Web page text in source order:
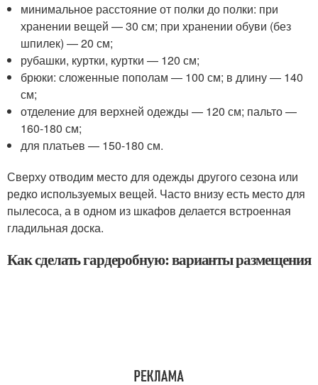
минимальное расстояние от полки до полки: при
хранении вещей — 30 см; при хранении обуви (без
шпилек) — 20 см;
рубашки, куртки, куртки — 120 см;
брюки: сложенные пополам — 100 см; в длину — 140
см;
отделение для верхней одежды — 120 см; пальто —
160-180 см;
для платьев — 150-180 см.
Сверху отводим место для одежды другого сезона или
редко используемых вещей. Часто внизу есть место для
пылесоса, а в одном из шкафов делается встроенная
гладильная доска.
Как сделать гардеробную: варианты размещения